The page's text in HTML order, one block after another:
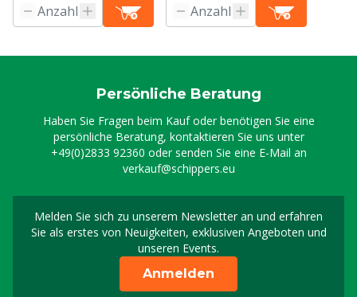
Persönliche Beratung
Haben Sie Fragen beim Kauf oder benötigen Sie eine
persönliche Beratung, kontaktieren Sie uns unter
+49(0)2833 92360 oder senden Sie eine E-Mail an
verkauf@schippers.eu
Melden Sie sich zu unserem Newsletter an und erfahren
Sie als erstes von Neuigkeiten, exklusiven Angeboten und
unseren Events.
Melden Sie sich für
Anmelden